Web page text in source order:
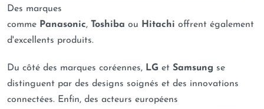
Des marques
comme Panasonic, Toshiba ou Hitachi offrent également
d'excellents produits.
Du côté des marques coréennes, LG et Samsung se
distinguent par des designs soignés et des innovations
connectées. Enfin, des acteurs européens